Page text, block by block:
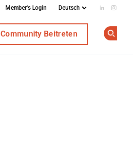
Member's Login Add us
Community Beitreten